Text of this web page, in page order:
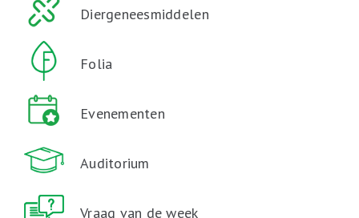
Diergeneesmiddelen
Folia
Evenementen
Auditorium
Vraag van de week